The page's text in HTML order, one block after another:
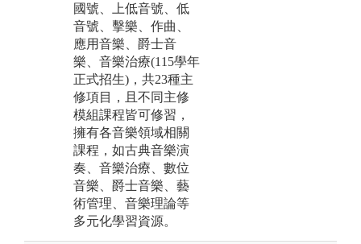
國號、上低音號、低
音號、擊樂、作曲、
應用音樂、爵士音
樂、音樂治療(115學年
正式招生)，共23種主
修項目，且不同主修
模組課程皆可修習，
擁有各音樂領域相關
課程，如古典音樂演
奏、音樂治療、數位
音樂、爵士音樂、藝
術管理、音樂理論等
多元化學習資源。